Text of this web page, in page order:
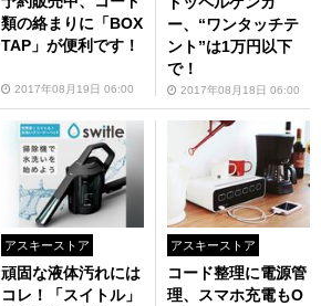
類の絡まりに「BOX
TAP」が便利です！
2017年08月19日 06:00
ー、“ワンタッチテ
ント”は1万円以下
で！
2017年08月18日 06:00
アスキーストア
頑固な液体汚れには
コレ！「スイトル」
アスキーストア
コード整理に電源管
理、スマホ充電もO